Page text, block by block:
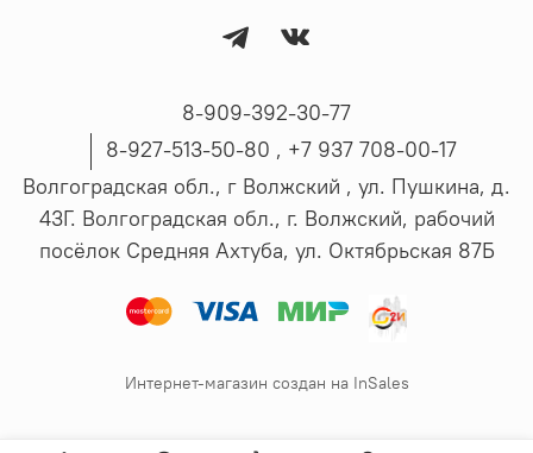
8-909-392-30-77
8-927-513-50-80 , ‪+7 937 708-00-17
Волгоградская обл., г Волжский , ул. Пушкина, д.
43Г. Волгоградская обл., г. Волжский, рабочий
посёлок Средняя Ахтуба, ул. Октябрьская 87Б
Интернет-магазин создан на InSales